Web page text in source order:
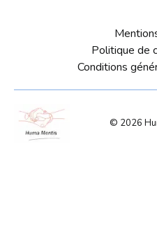
Politique de
Conditions
© 2026